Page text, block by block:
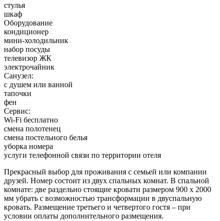
стулья
шкаф
Оборудование
кондиционер
мини-холодильник
набор посуды
телевизор ЖК
электрочайник
Санузел:
с душем или ванной
тапочки
фен
Сервис:
Wi-Fi бесплатно
смена полотенец
смена постельного белья
уборка номера
услуги телефонной связи по территории отеля
Прекрасный выбор для проживания с семьей или компании
друзей. Номер состоит из двух спальных комнат. В спальной
комнате: две раздельно стоящие кровати размером 900 х 2000
мм убрать с возможностью трансформации в двуспальную
кровать. Размещение третьего и четвертого гостя – при
условии оплаты дополнительного размещения.